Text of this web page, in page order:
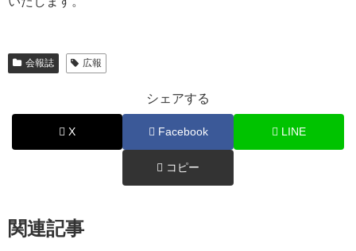
会報誌 広報
シェアする
X Facebook LINE
コピー
関連記事